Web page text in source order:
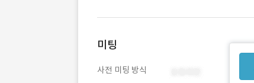
미팅
사전 미팅 방식